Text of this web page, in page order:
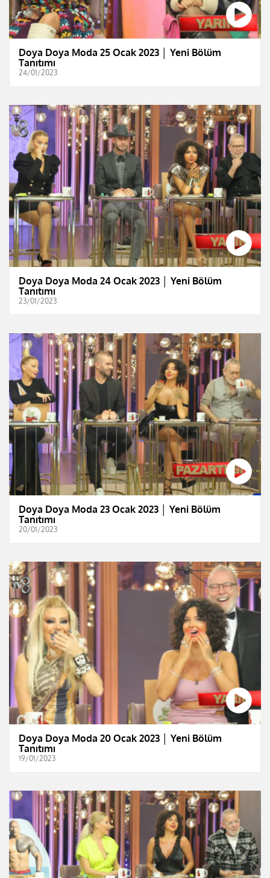
Doya Doya Moda 25 Ocak 2023 │ Yeni Bölüm
Tanıtımı
24/01/2023
Doya Doya Moda 24 Ocak 2023 │ Yeni Bölüm
Tanıtımı
23/01/2023
Doya Doya Moda 23 Ocak 2023 │ Yeni Bölüm
Tanıtımı
20/01/2023
Doya Doya Moda 20 Ocak 2023 │ Yeni Bölüm
Tanıtımı
19/01/2023